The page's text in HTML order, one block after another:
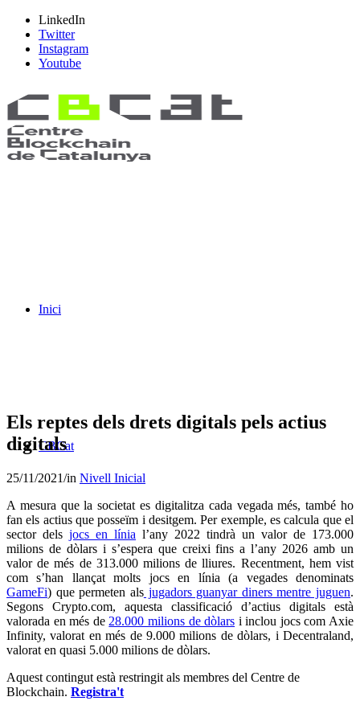
LinkedIn
Twitter
Instagram
Youtube
Inici
CBCat
Els reptes dels drets digitals pels actius
digitals
25/11/2021/in Nivell Inicial
A mesura que la societat es digitalitza cada vegada més, també ho
fan els actius que posseïm i desitgem. Per exemple, es calcula que el
sector dels jocs en línia l’any 2022 tindrà un valor de 173.000
milions de dòlars i s’espera que creixi fins a l’any 2026 amb un
valor de més de 313.000 milions de lliures. Recentment, hem vist
com s’han llançat molts jocs en línia (a vegades denominats
GameFi) que permeten alsjugadors guanyar diners mentre juguen.
Segons Crypto.com, aquesta classificació d’actius digitals està
valorada en més de 28.000 milions de dòlars i inclou jocs com Axie
Infinity, valorat en més de 9.000 milions de dòlars, i Decentraland,
valorat en quasi 5.000 milions de dòlars.
Aquest contingut està restringit als membres del Centre de
Blockchain. Registra't